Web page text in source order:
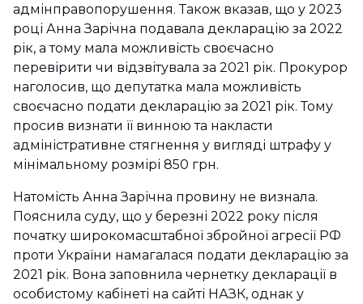
адмінправопорушення. Також вказав, що у 2023
році Анна Зарічна подавала декларацію за 2022
рік, а тому мала можливість своєчасно
перевірити чи відзвітувала за 2021 рік. Прокурор
наголосив, що депутатка мала можливість
своєчасно подати декларацію за 2021 рік. Тому
просив визнати її винною та накласти
адміністративне стягнення у вигляді штрафу у
мінімальному розмірі 850 грн.
Натомість Анна Зарічна провину не визнала.
Пояснила суду, що у березні 2022 року після
початку широкомасштабної збройної агресії РФ
проти України намагалася подати декларацію за
2021 рік. Вона заповнила чернетку декларації в
особистому кабінеті на сайті НАЗК, однак у